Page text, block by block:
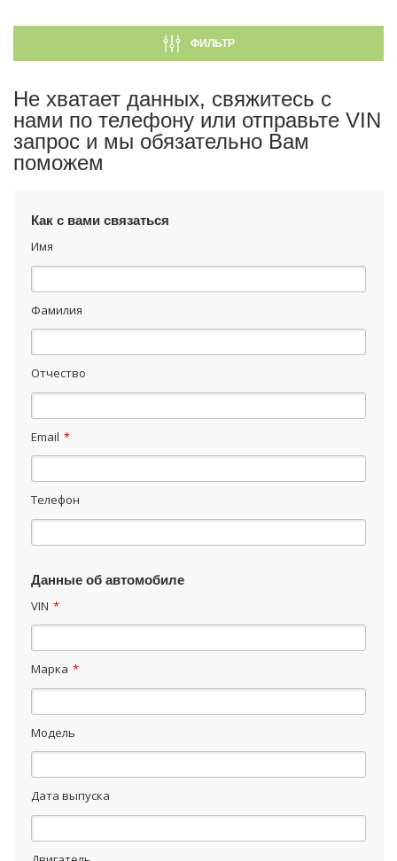
ФИЛЬТР
Не хватает данных, свяжитесь с
нами по телефону или отправьте VIN
запрос и мы обязательно Вам
поможем
Как с вами связаться
Имя
Фамилия
Отчество
Email *
Телефон
Данные об автомобиле
VIN *
Марка *
Модель
Дата выпуска